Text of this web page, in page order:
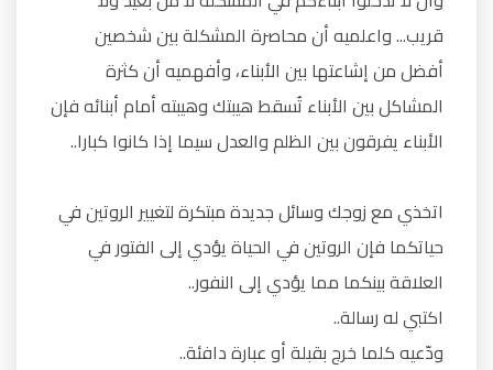
قريب... واعلميه أن محاصرة المشكلة بين شخصين
أفضل من إشاعتها بين الأبناء، وأفهميه أن كثرة
المشاكل بين الأبناء تُسقط هيبتك وهيبته أمام أبنائه فإن
الأبناء يفرقون بين الظلم والعدل سيما إذا كانوا كبارا..
اتخذي مع زوجك وسائل جديدة مبتكرة لتغيير الروتين في
حياتكما فإن الروتين في الحياة يؤدي إلى الفتور في
العلاقة بينكما مما يؤدي إلى النفور..
اكتبي له رسالة..
ودّعيه كلما خرج بقبلة أو عبارة دافئة..